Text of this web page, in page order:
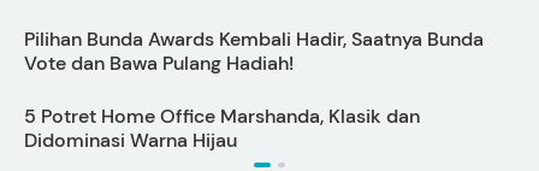
Pilihan Bunda Awards Kembali Hadir, Saatnya Bunda
Vote dan Bawa Pulang Hadiah!
5 Potret Home Office Marshanda, Klasik dan
Didominasi Warna Hijau